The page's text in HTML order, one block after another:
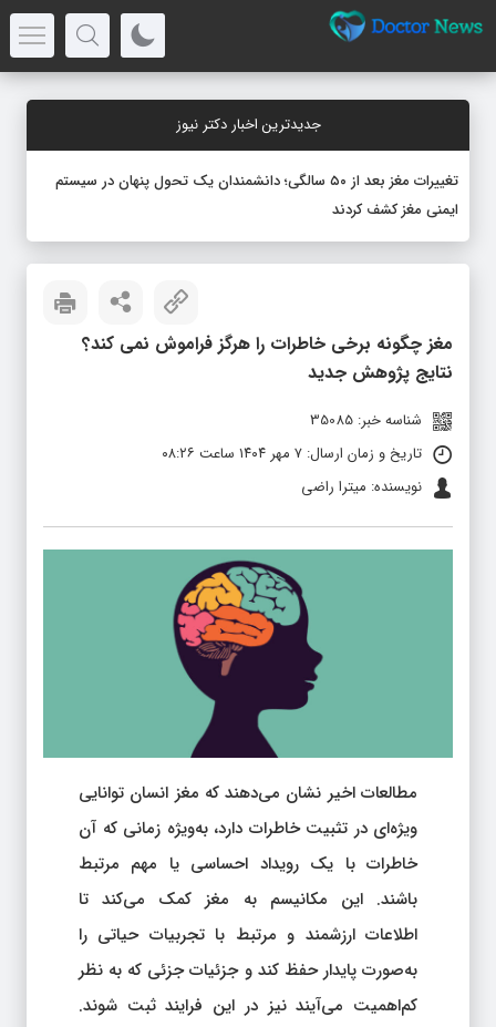
جدیدترین اخبار دکتر نیوز
تغییرات مغز بعد از ۵۰ سالگی؛ دانشمندان یک تحول پنهان در سیستم
ایمنی مغز کشف کردند
مغز چگونه برخی خاطرات را هرگز فراموش نمی‌ کند؟
نتایج پژوهش جدید
شناسه خبر: 35085
تاریخ و زمان ارسال: ۷ مهر ۱۴۰۴ ساعت ۰۸:۲۶
نویسنده: میترا راضی
مطالعات اخیر نشان می‌دهند که مغز انسان توانایی
ویژه‌ای در تثبیت خاطرات دارد، به‌ویژه زمانی که آن
خاطرات با یک رویداد احساسی یا مهم مرتبط
باشند. این مکانیسم به مغز کمک می‌کند تا
اطلاعات ارزشمند و مرتبط با تجربیات حیاتی را
به‌صورت پایدار حفظ کند و جزئیات جزئی که به نظر
کم‌اهمیت می‌آیند نیز در این فرایند ثبت شوند.